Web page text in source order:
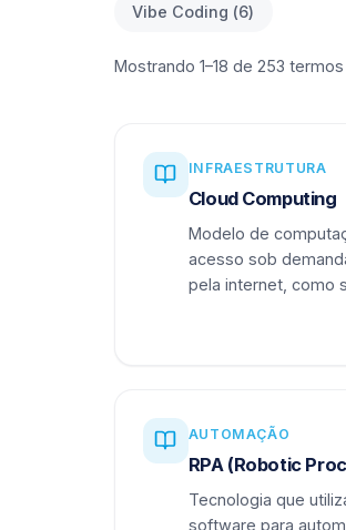
Vibe Coding (6)
Mostrando 1–18 de 253 termos
INFRAESTRUTURA
Cloud Computing
Modelo de
acesso sob
pela internet, como
AUTOMAÇÃO
RPA (Robotic
Tecnologia que
software para